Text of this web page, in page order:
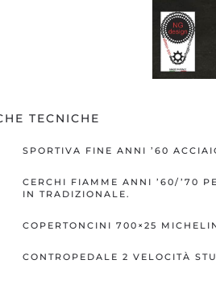
TECNICHE
SPORTIVA FINE ANNI ’60
CERCHI FIAMME ANNI ’60/’70
IN TRADIZIONALE.
COPERTONCINI 700×25
CONTROPEDALE 2 VELOCITÀ